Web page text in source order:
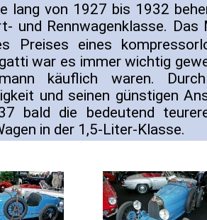
lang von 1927 bis 1932
und Rennwagenklasse.
Preises eines
war es immer wichtig
käuflich waren.
und seinen günstigen
bald die bedeutend
in der 1,5-Liter-Klasse.